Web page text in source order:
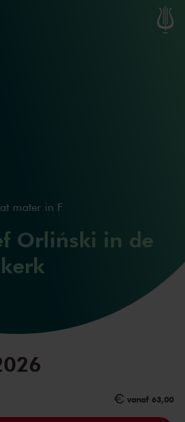
mater in F
Orliński in de
vanaf 63,00